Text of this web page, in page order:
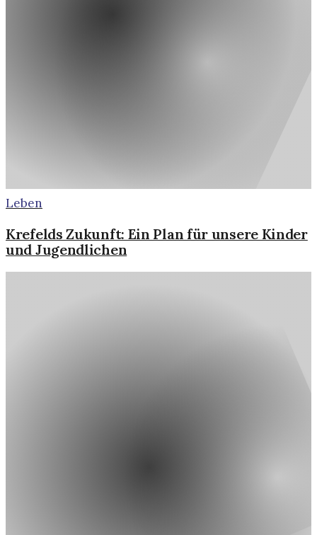
Leben
Krefelds Zukunft: Ein Plan für unsere Kinder
und Jugendlichen